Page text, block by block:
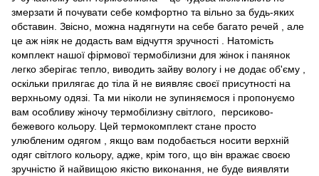
змерзати й почувати себе комфортно та вільно за будь-яких
обставин. Звісно, можна надягнути на себе багато речей , але
це аж ніяк не додасть вам відчуття зручності . Натомість
комплект нашої фірмової термобілизни для жінок і панянок
легко зберігає тепло, виводить зайву вологу і не додає об'єму ,
оскільки прилягає до тіла й не виявляє своєї присутності на
верхньому одязі. Та ми ніколи не зупиняємося і пропонуємо
вам особливу жіночу термобілизну світлого, персиково-
бежевого кольору. Цей термокомплект стане просто
улюбленим одягом , якщо вам подобається носити верхній
одяг світлого кольору, адже, крім того, що він вражає своєю
зручністю й найвищою якістю виконання, не буде виявляти